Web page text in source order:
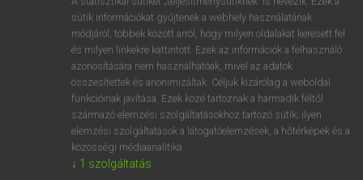
OOOOPS!
sütik információkat gyűjtenek a webhely használatának
módjáról, többek között arról, hogy milyen oldalakat keresett fel
és milyen linkekre kattintott. Ezek az információk a felhasználó
azonosítására nem használhatóak, mivel az adatok
összesítettek és anonimizáltak. Céljuk kizárólag a weboldal
funkcióinak javítása. Ezek közé tartoznak a harmadik féltől
származó elemzési szolgáltatásokhoz tartozó sütik; ilyen
elemzési szolgáltatások a látogatóelemzések, a hőtérképek és a
közösségi médiaanalitika.
↓ 1 szolgáltatás